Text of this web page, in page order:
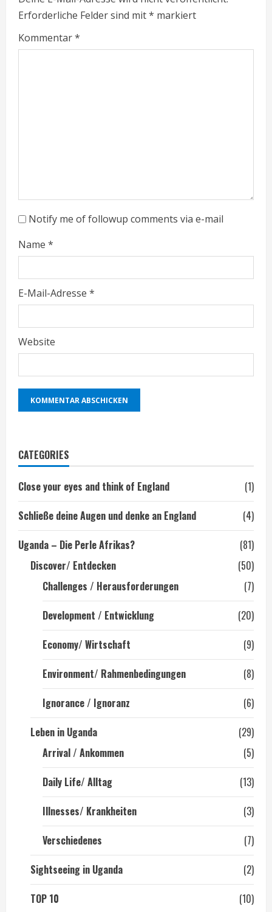
Erforderliche Felder sind mit* markiert
Kommentar*
Notify me of followup comments via e-mail
Name *
E-Mail-Adresse *
Website
CATEGORIES
Close your eyes and think of England
(1)
Schließe deine Augen und denke an England
(4)
Uganda – Die Perle Afrikas?
(81)
Discover/ Entdecken
(50)
Challenges / Herausforderungen
(7)
Development / Entwicklung
(20)
Economy/ Wirtschaft
(9)
Environment/ Rahmenbedingungen
(8)
Ignorance / Ignoranz
(6)
Leben in Uganda
(29)
Arrival / Ankommen
(5)
Daily Life/ Alltag
(13)
Illnesses/ Krankheiten
(3)
Verschiedenes
(7)
Sightseeing in Uganda
(2)
TOP 10
(10)